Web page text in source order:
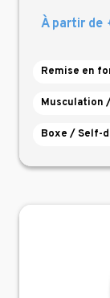
À partir de
Remise en
Musculation
Boxe / Self-